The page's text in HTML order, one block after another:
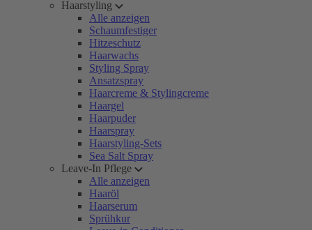
Haarstyling
Alle anzeigen
Schaumfestiger
Hitzeschutz
Haarwachs
Styling Spray
Ansatzspray
Haarcreme & Stylingcreme
Haargel
Haarpuder
Haarspray
Haarstyling-Sets
Sea Salt Spray
Leave-In Pflege
Alle anzeigen
Haaröl
Haarserum
Sprühkur